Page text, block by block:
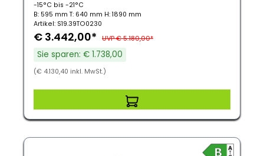
-15°C bis -21°C
B: 595 mm T: 640 mm H: 1890 mm
Artikel: S19.39TO0230
€ 3.442,00* UVP € 5.180,00*
Sie sparen: € 1.738,00
(€ 4.130,40 inkl. MwSt.)